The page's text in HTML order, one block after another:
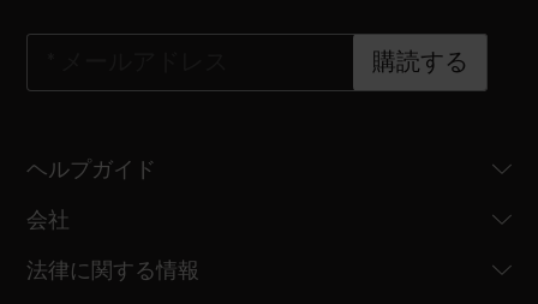
購読する
ヘルプガイド
会社
法律に関する情報